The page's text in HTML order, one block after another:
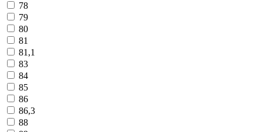
78
79
80
81
81,1
83
84
85
86
86,3
88